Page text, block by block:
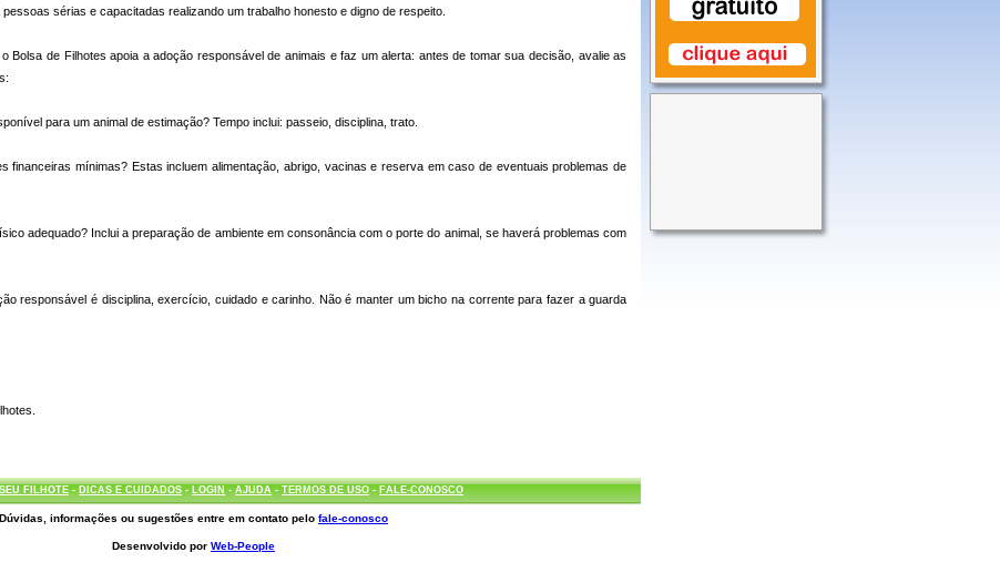
sérias e capacitadas realizando um trabalho honesto e digno de respeito.
Bolsa de Filhotes apoia a adoção responsável de animais e faz um alerta: antes de tomar sua decisão, avalie as
para um animal de estimação? Tempo inclui: passeio, disciplina, trato.
financeiras mínimas? Estas incluem alimentação, abrigo, vacinas e reserva em caso de eventuais problemas de
adequado? Inclui a preparação de ambiente em consonância com o porte do animal, se haverá problemas com
responsável é disciplina, exercício, cuidado e carinho. Não é manter um bicho na corrente para fazer a guarda
FILHOTE- DICAS E CUIDADOS- LOGIN-AJUDA-TERMOS DE USO- FALE-CONOSCO
Dúvidas, informações ou sugestões entre em contato pelofale-conosco
Desenvolvido porWeb-People